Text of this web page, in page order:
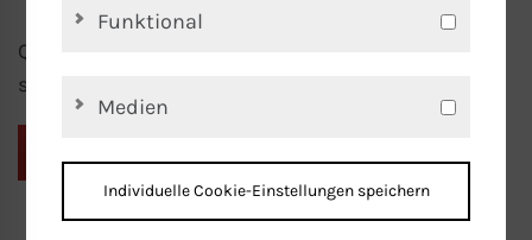
Quality made by T+H – darauf können Sie
sich verlassen!
Funktional
Medien
Individuelle Cookie-Einstellungen speichern